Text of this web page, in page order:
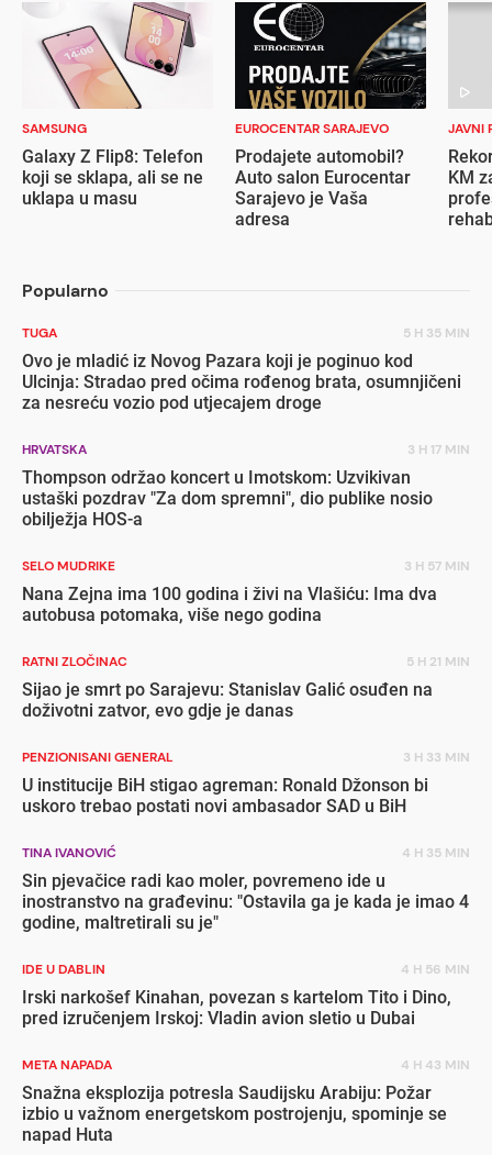
SAMSUNG
Galaxy Z Flip8: Telefon
koji se sklapa, ali se ne
uklapa u masu
EUROCENTAR SARAJEVO
Prodajete automobil?
Auto salon Eurocentar
Sarajevo je Vaša
adresa
JAVNI
KM
Popularno
TUGA 5 H 35 MIN
Ovo je mladić iz Novog Pazara koji je poginuo kod
Ulcinja: Stradao pred očima rođenog brata, osumnjičeni
za nesreću vozio pod utjecajem droge
HRVATSKA 3 H 17 MIN
Thompson održao koncert u Imotskom: Uzvikivan
ustaški pozdrav "Za dom spremni", dio publike nosio
obilježja HOS-a
SELO MUDRIKE 3 H 57 MIN
Nana Zejna ima 100 godina i živi na Vlašiću: Ima dva
autobusa potomaka, više nego godina
RATNI ZLOČINAC 5 H 21 MIN
Sijao je smrt po Sarajevu: Stanislav Galić osuđen na
doživotni zatvor, evo gdje je danas
PENZIONISANI GENERAL 3 H 33 MIN
U institucije BiH stigao agreman: Ronald Džonson bi
uskoro trebao postati novi ambasador SAD u BiH
TINA IVANOVIĆ 4 H 35 MIN
Sin pjevačice radi kao moler, povremeno ide u
inostranstvo na građevinu: "Ostavila ga je kada je imao 4
godine, maltretirali su je"
IDE U DABLIN 4 H 56 MIN
Irski narkošef Kinahan, povezan s kartelom Tito i Dino,
pred izručenjem Irskoj: Vladin avion sletio u Dubai
META NAPADA 4 H 43 MIN
Snažna eksplozija potresla Saudijsku Arabiju: Požar
izbio u važnom energetskom postrojenju, spominje se
napad Huta